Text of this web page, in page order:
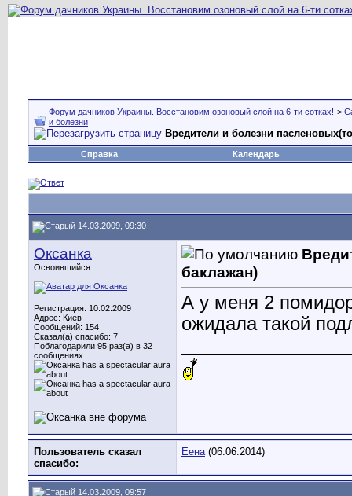
Форум дачников Украины. Восстановим озоновый слой на 6-ти сотках! >
и болезни
Вредители и болезни
Справка Календарь
14.03.2009, 09:30
Оксанка
Освоившийся
Регистрация: 10.02.2009
Адрес: Киев
Сообщений: 154
Сказал(а) спасибо: 7
Поблагодарили 95 раз(а) в 32
сообщениях
баклажан)
А у меня 2
ожидала такой
Пользователь сказал
cпасибо:
Еена(06.06.2014)
14.03.2009, 09:57